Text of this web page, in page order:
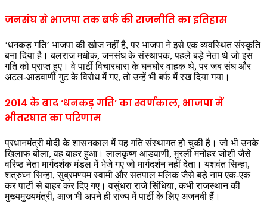
जनसंघ से भाजपा तक बर्फ की राजनीति का इतिहास
‘धनकड़ गति’ भाजपा की खोज नहीं है, पर भाजपा ने इसे एक व्यवस्थित संस्कृति
बना दिया है। बलराज मधोक, जनसंघ के संस्थापक, पहले बड़े नेता थे जो इस
गति को प्राप्त हुए। वे पार्टी विचारधारा के घनघोर वाहक थे, पर जब संघ और
अटल-आडवाणी गुट के विरोध में गए, तो उन्हें भी बर्फ में रख दिया गया।
2014 के बाद ‘धनकड़ गति’ का स्वर्णकाल, भाजपा में
भीतरघात का परिणाम
प्रधानमंत्री मोदी के शासनकाल में यह गति संस्थागत हो चुकी है। जो भी उनके
खिलाफ बोला, वह बाहर हुआ। लालकृष्ण आडवाणी, मुरली मनोहर जोशी जैसे
वरिष्ठ नेता मार्गदर्शक मंडल में भेजे गए जो मार्गदर्शन नहीं देता। यशवंत सिन्हा,
शत्रुघ्न सिन्हा, सुब्रमण्यम स्वामी और सतपाल मलिक जैसे बडे़ नाम एक-एक
कर पार्टी से बाहर कर दिए गए। वसुंधरा राजे सिंधिया, कभी राजस्थान की
मुख्यमुख्यमंत्री, आज भी अपने ही राज्य में पार्टी के लिए अजनबी हैं।